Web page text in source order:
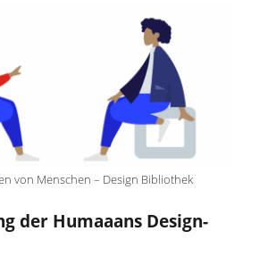
und Garten
(61)
von Menschen – Design Bibliothek
der Humaaans Design-